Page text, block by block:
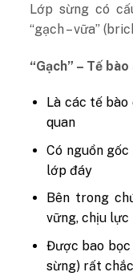
Lớp sừng có
“gạch – vữa”
“Gạch” – Tế
Là các tế bào
quan
Có nguồn
lớp đáy
Bên trong
vững, chịu lực
Được bao bọc
sừng) rất chắc